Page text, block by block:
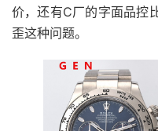
价，还有C厂的字面品控
歪这种问题。